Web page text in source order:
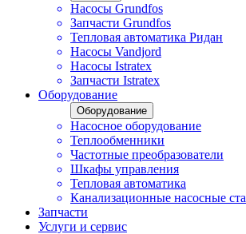
Насосы Grundfos
Запчасти Grundfos
Тепловая автоматика Ридан
Насосы Vandjord
Насосы Istratex
Запчасти Istratex
Оборудование
Оборудование
Насосное оборудование
Теплообменники
Частотные преобразователи
Шкафы управления
Тепловая автоматика
Канализационные насосные
Запчасти
Услуги и сервис